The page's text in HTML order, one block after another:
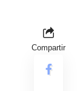
Compartir